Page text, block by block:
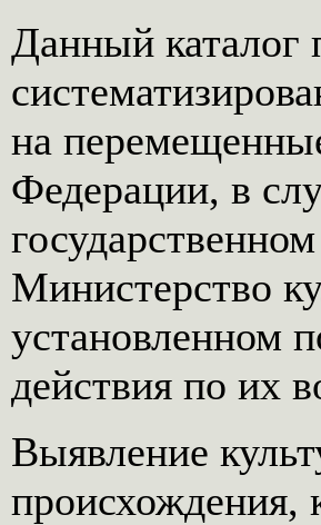
Данный каталог
на
Федерации, в
Министерство
установленном
действия по их
Выявление
происхождения,